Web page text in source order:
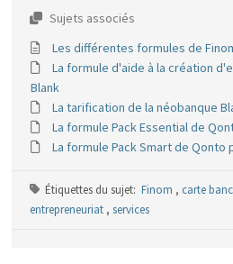
Sujets associés
Les différentes formules de
La formule d'aide à la création
Blank
La tarification de la néobanque
La formule Pack Essential de
La formule Pack Smart de Qonto
Étiquettes du sujet: Finom , carte
entrepreneuriat , services